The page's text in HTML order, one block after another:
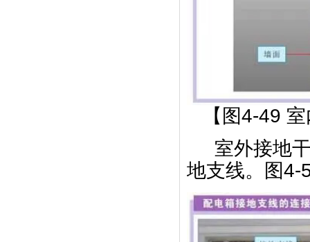
【图4-49
室外接地
地支线。图4-